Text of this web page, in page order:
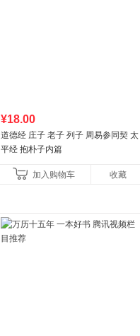
¥18.00
道德经 庄子 老子 列子 周易参同契 太
平经 抱朴子内篇
加入购物车 收藏